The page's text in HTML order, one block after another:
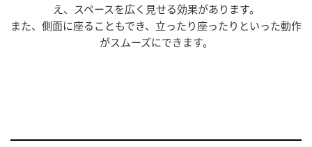
え、スペースを広く見せる効果があります。
また、側面に座ることもでき、立ったり座ったりといった動作
がスムーズにできます。